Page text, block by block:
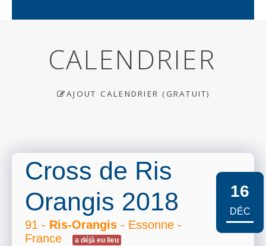
CALENDRIER
AJOUT CALENDRIER (GRATUIT)
Cross de Ris
Orangis 2018
91 - Ris-Orangis - Essonne -
France
a déjà eu lieu
16
DÉC